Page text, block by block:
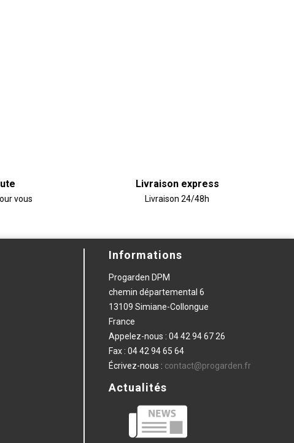
vous
Livraison express
Livraison 24/48h
Informations
Progarden DPM
chemin départemental 6
13109 Simiane-Collongue
France
Appelez-nous : 04 42 94 67 26
Fax : 04 42 94 65 64
Écrivez-nous : contact@progarden.fr
Actualités